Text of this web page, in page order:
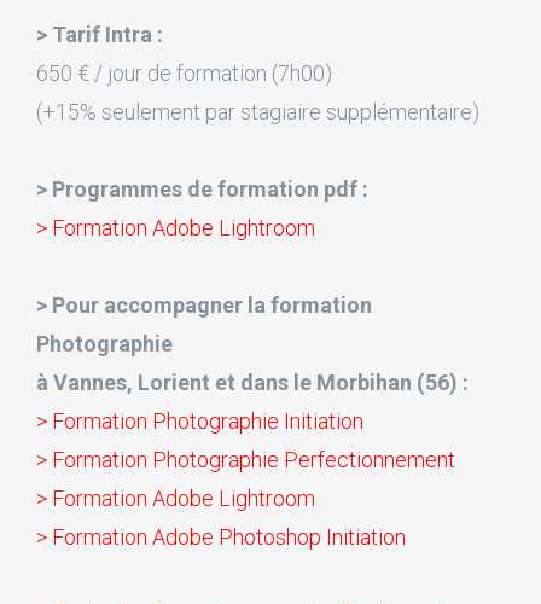
> Tarif Intra :
650 € / jour de formation (7h00)
(+15% seulement par stagiaire supplémentaire)
> Programmes de formation pdf :
> Formation Adobe Lightroom
> Pour accompagner la formation
Photographie
à Vannes, Lorient et dans le Morbihan (56) :
> Formation Photographie Initiation
> Formation Photographie Perfectionnement
> Formation Adobe Lightroom
> Formation Adobe Photoshop Initiation